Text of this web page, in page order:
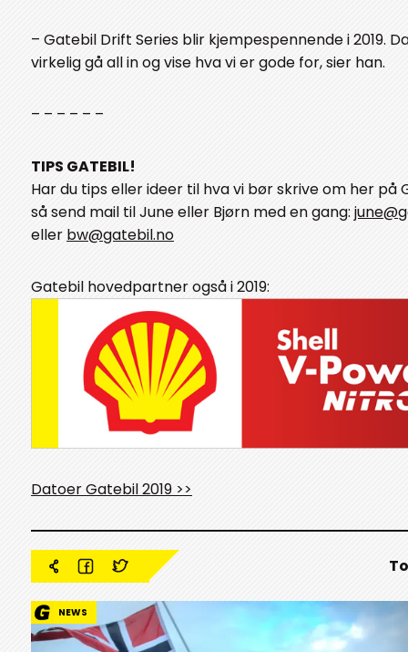
– Gatebil Drift Series blir kjempespennende i 2019.
virkelig gå all in og vise hva vi er gode for, sier han.
– – – – – –
TIPS GATEBIL!
Har du tips eller ideer til hva vi bør skrive om her på
så send mail til June eller Bjørn med en gang:
eller bw@gatebil.no
Gatebil hovedpartner også i 2019:
Datoer Gatebil 2019 >>
NEWS